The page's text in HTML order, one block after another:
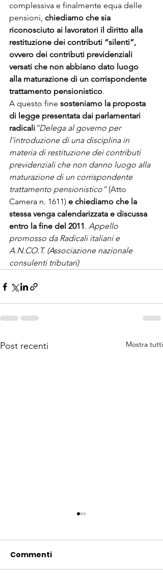
complessiva e finalmente equa delle
pensioni, chiediamo che sia
riconosciuto ai lavoratori il diritto alla
restituzione dei contributi “silenti”,
ovvero dei contributi previdenziali
versati che non abbiano dato luogo
alla maturazione di un corrispondente
trattamento pensionistico.
A questo fine sosteniamo la proposta
di legge presentata dai parlamentari
radicali“Delega al governo per
l’introduzione di una disciplina in
materia di restituzione dei contributi
previdenziali che non danno luogo alla
maturazione di un corrispondente
trattamento pensionistico” (Atto
Camera n. 1611) e chiediamo che la
stessa venga calendarizzata e discussa
entro la fine del 2011. Appello
promosso da Radicali italiani e
A.N.CO.T. (Associazione nazionale
consulenti tributari)
Post recenti Mostra tutti
Commenti